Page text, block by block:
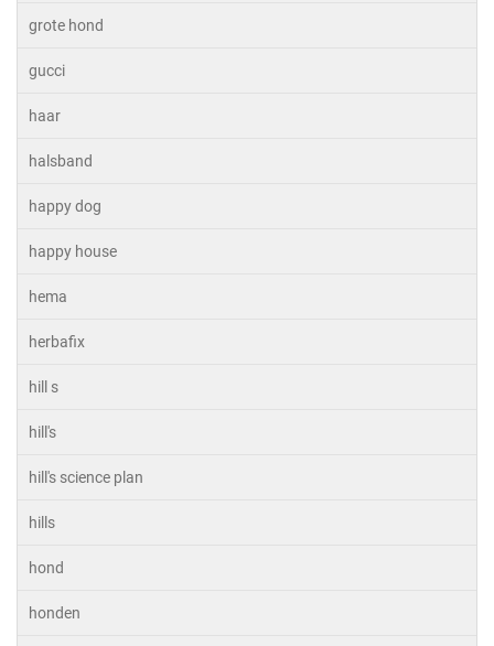
grote hond
gucci
haar
halsband
happy dog
happy house
hema
herbafix
hill s
hill's
hill's science plan
hills
hond
honden